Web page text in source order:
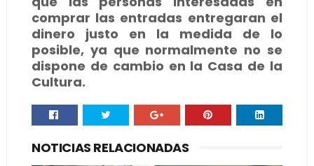
comprar las entradas entregaran el
dinero justo en la medida de lo
posible, ya que normalmente no se
dispone de cambio en la Casa de la
Cultura.
NOTICIAS RELACIONADAS